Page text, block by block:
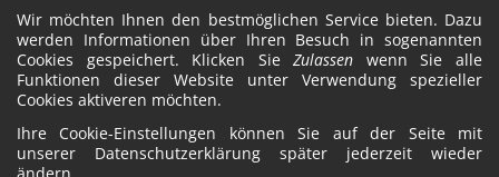
Wir möchten Ihnen den bestmöglichen Service bieten. Dazu
werden Informationen über Ihren Besuch in sogenannten
Cookies gespeichert. Klicken SieZulassen wenn Sie alle
Funktionen dieser Website unter Verwendung spezieller
Cookies aktiveren möchten.
Ihre Cookie-Einstellungen können Sie auf der Seite mit
unserer Datenschutzerklärung später jederzeit wieder